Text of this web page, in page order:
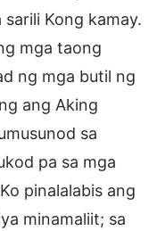
Kong kamay.
mga taong
ng mga butil ng
ang Aking
sa
pa sa mga
pinalalabis ang
minamaliit; sa